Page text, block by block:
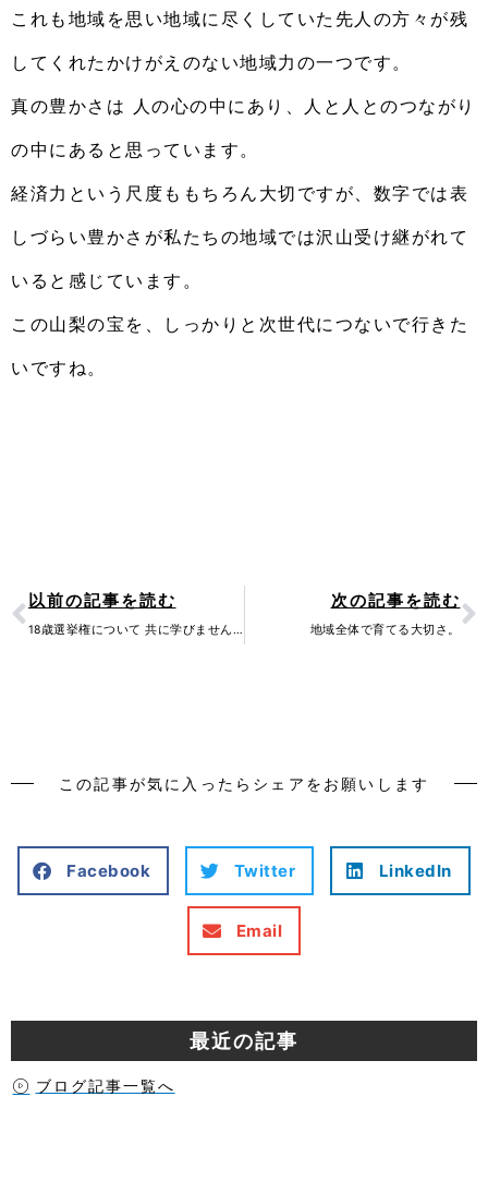
これも地域を思い地域に尽くしていた先人の方々が残
してくれたかけがえのない地域力の一つです。
真の豊かさは 人の心の中にあり、人と人とのつながり
の中にあると思っています。
経済力という尺度ももちろん大切ですが、数字では表
しづらい豊かさが私たちの地域では沢山受け継がれて
いると感じています。
この山梨の宝を、しっかりと次世代につないで行きた
いですね。
Prev
以前の記事を読む
18歳選挙権について 共に学びませんか？
次の記事を読む
地域全体で育てる大切さ。
この記事が気に入ったらシェアをお願いします
Facebook Twitter LinkedIn
Email
最近の記事
ブログ記事一覧へ